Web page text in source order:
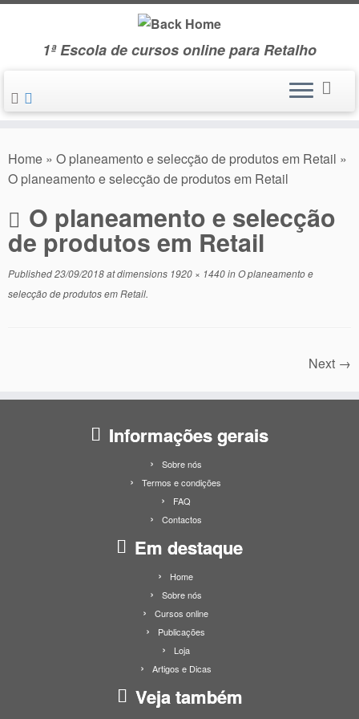
Skip
1ª Escola de cursos online para Retalho
Home » O planeamento e selecção de produtos em Retail »
O planeamento e selecção de produtos em Retail
O planeamento e selecção
de produtos em Retail
Published23/09/2018at dimensions 1920 × 1440inO planeamento e
selecção de produtos em Retail.
Next →
Informações gerais
Sobre nós
Termos e condições
FAQ
Contactos
Em destaque
Home
Sobre nós
Cursos online
Publicações
Loja
Artigos e Dicas
Veja também